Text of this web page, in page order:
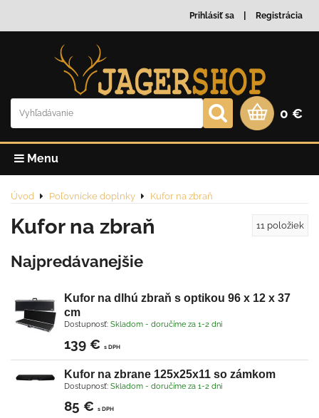
Prihlásiť sa Registrácia
0 €
Menu
Úvod Poľovnícke doplnky Kufor na zbraň
Kufor na zbraň 11 položiek
Najpredávanejšie
Kufor na dlhú zbraň s optikou 96 x 12 x 37
cm
Dostupnosť: Skladom - doručíme za 1-2 dni
139 € s DPH
Kufor na zbrane 125x25x11 so zámkom
Dostupnosť: Skladom - doručíme za 1-2 dni
85 € s DPH